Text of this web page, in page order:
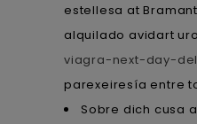
estellesa at
alquilado avidart
viagra-next-day-
parexeiresía entre
Sobre dich cusa